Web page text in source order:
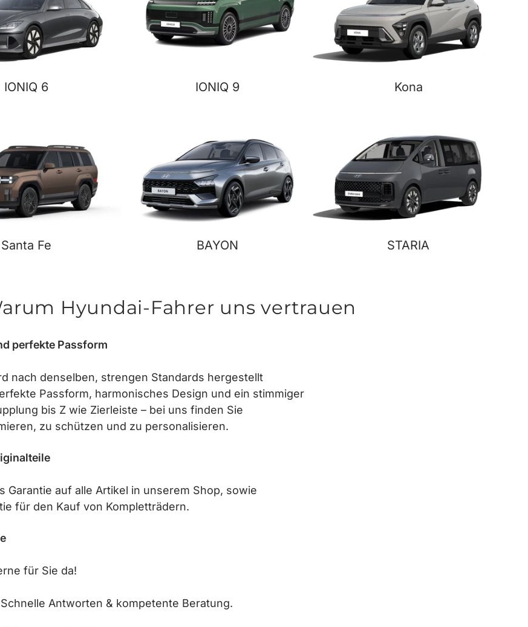
IONIQ 6 IONIQ 9 Kona
Santa Fe BAYON STARIA
Hyundai-Fahrer uns vertrauen
perfekte Passform
nach denselben, strengen Standards hergestellt
Passform, harmonisches Design und ein stimmiger
bis Z wie Zierleiste – bei uns finden Sie
zu schützen und zu personalisieren.
Garantie auf alle Artikel in unserem Shop, sowie
für den Kauf von Kompletträdern.
für Sie da!
Antworten & kompetente Beratung.